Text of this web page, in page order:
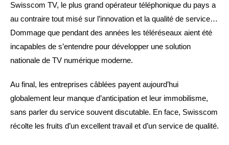
Swisscom TV, le plus grand opérateur téléphonique du pays a
au contraire tout misé sur l’innovation et la qualité de service…
Dommage que pendant des années les téléréseaux aient été
incapables de s’entendre pour développer une solution
nationale de TV numérique moderne.
Au final, les entreprises câblées payent aujourd’hui
globalement leur manque d’anticipation et leur immobilisme,
sans parler du service souvent discutable. En face, Swisscom
récolte les fruits d’un excellent travail et d’un service de qualité.